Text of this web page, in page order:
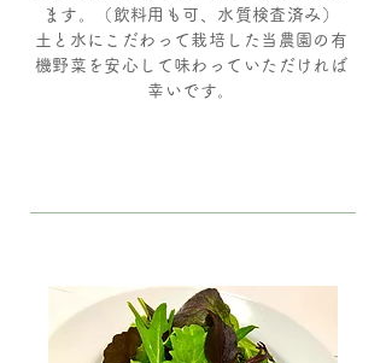
ます。（飲料用も可、水質検査済み）
土と水にこだわって栽培した当農園の有
機野菜を安心して味わっていただければ
幸いです。